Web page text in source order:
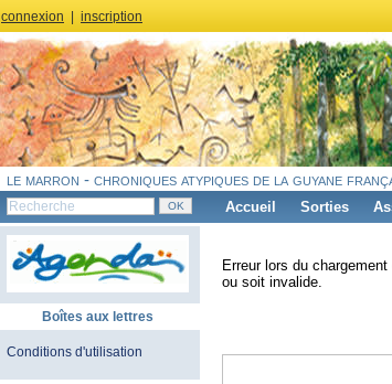
connexion inscription
le marron - chroniques atypiques de la guyane
Accueil Sorties
Boîtes aux lettres
Conditions d'utilisation
Erreur lors du
ou soit invalide.